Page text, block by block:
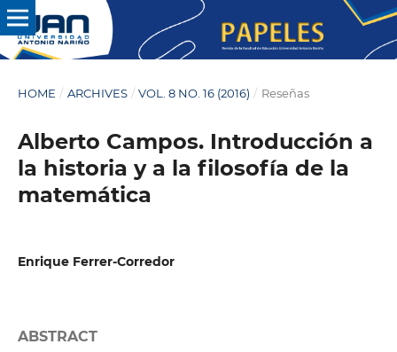
HOME / ARCHIVES / VOL. 8 NO. 16 (2016) / Reseñas
Alberto Campos. Introducción a
la historia y a la filosofía de la
matemática
Enrique Ferrer-Corredor
ABSTRACT